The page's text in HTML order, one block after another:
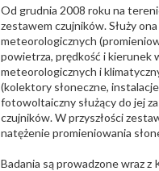
Od grudnia 2008 roku na
zestawem czujników. Służy
meteorologicznych
powietrza, prędkość i kierunek
meteorologicznych i
(kolektory słoneczne,
fotowoltaiczny służący do jej
czujników. W przyszłości
natężenie promieniowania
Badania są prowadzone wraz